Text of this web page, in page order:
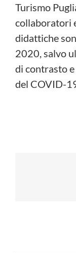
Turismo
collaboratori
didattiche
2020, salvo
di contrasto
del COVID-